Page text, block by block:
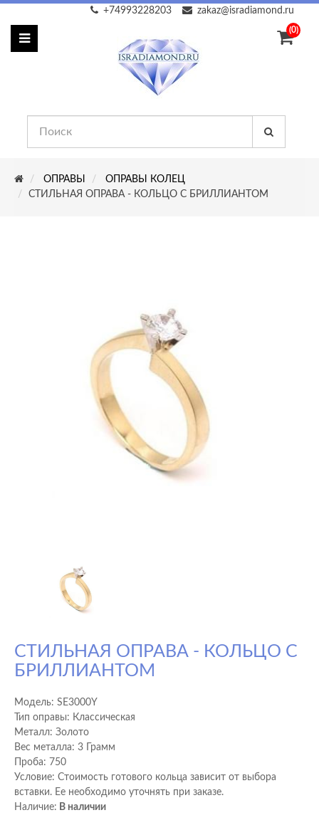
zakaz@isradiamond.ru
+74993228203
(0)
ОПРАВЫ
ОПРАВЫ КОЛЕЦ
СТИЛЬНАЯ ОПРАВА - КОЛЬЦО С БРИЛЛИАНТОМ
СТИЛЬНАЯ ОПРАВА - КОЛЬЦО С
БРИЛЛИАНТОМ
Модель: SE3000Y
Тип оправы: Классическая
Металл: Золото
Вес металла: 3 Грамм
Проба: 750
Условие: Стоимость готового кольца зависит от выбора
вставки. Ее необходимо уточнять при заказе.
Наличие: В наличии